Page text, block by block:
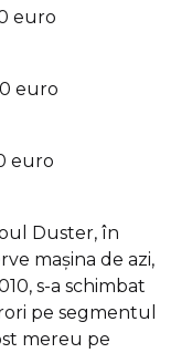
euro
Duster, în
mașina de azi,
s-a schimbat
pe segmentul
mereu pe